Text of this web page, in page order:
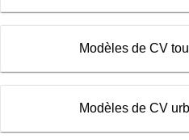
Modèles de CV
Modèles de CV